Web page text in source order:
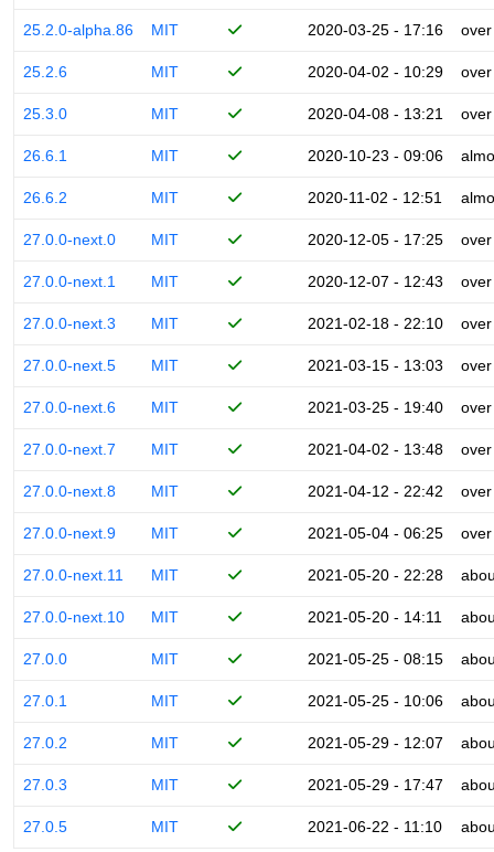
25.2.0-alpha.86 MIT 2020-03-25 - 17:16
25.2.6 MIT 2020-04-02 - 10:29
25.3.0 MIT 2020-04-08 - 13:21
26.6.1 MIT 2020-10-23 - 09:06
26.6.2 MIT 2020-11-02 - 12:51
27.0.0-next.0 MIT 2020-12-05 - 17:25
27.0.0-next.1 MIT 2020-12-07 - 12:43
27.0.0-next.3 MIT 2021-02-18 - 22:10
27.0.0-next.5 MIT 2021-03-15 - 13:03
27.0.0-next.6 MIT 2021-03-25 - 19:40
27.0.0-next.7 MIT 2021-04-02 - 13:48
27.0.0-next.8 MIT 2021-04-12 - 22:42
27.0.0-next.9 MIT 2021-05-04 - 06:25
27.0.0-next.11 MIT 2021-05-20 - 22:28
27.0.0-next.10 MIT 2021-05-20 - 14:11
27.0.0 MIT 2021-05-25 - 08:15
27.0.1 MIT 2021-05-25 - 10:06
27.0.2 MIT 2021-05-29 - 12:07
27.0.3 MIT 2021-05-29 - 17:47
27.0.5 MIT 2021-06-22 - 11:10